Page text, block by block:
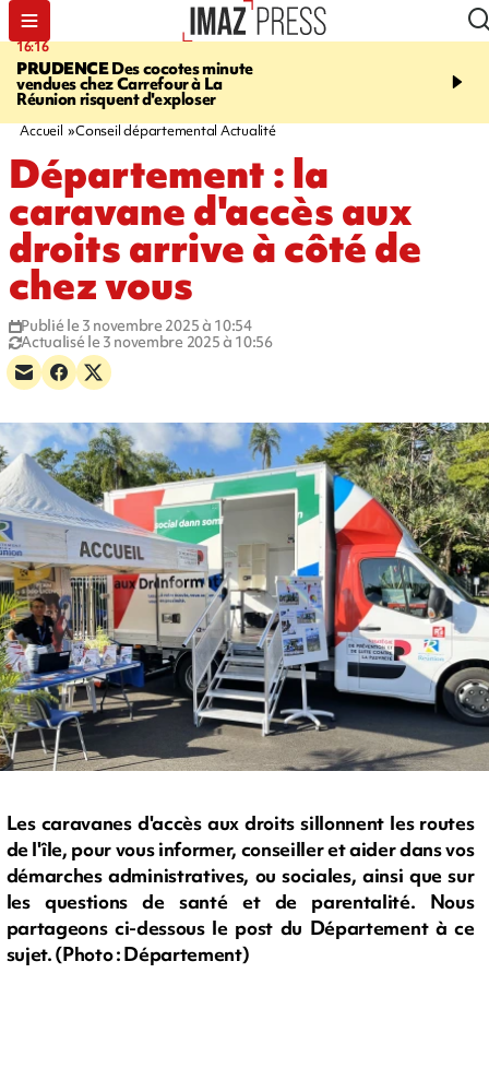
16:16
PRUDENCEDes cocotes minute
vendues chez Carrefour à La
Réunion risquent d'exploser
20:06
l'Asie, mort d'une
Accueil Conseil départemental Actualité
Département : la
caravane d'accès aux
droits arrive à côté de
chez vous
Publié le 3 novembre 2025 à 10:54
Actualisé le 3 novembre 2025 à 10:56
Les caravanes d'accès aux droits sillonnent les routes
de l'île, pour vous informer, conseiller et aider dans vos
démarches administratives, ou sociales, ainsi que sur
les questions de santé et de parentalité. Nous
partageons ci-dessous le post du Département à ce
sujet. (Photo : Département)